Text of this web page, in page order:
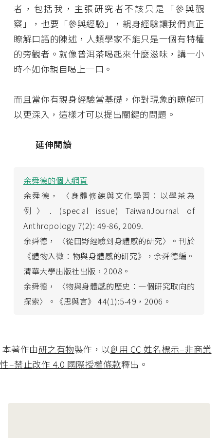
者，包括我，主張研究者不該只是「參與觀
察」，也要「參與經驗」，親身經驗讓我們真正
瞭解口語的陳述，人類學家不能只是一個有特權
的旁觀者。就像普洱茶喝起來什麼滋味，講一小
時不如你親自喝上一口。
而且當你有親身經驗當基礎，你對現象的瞭解可
以更深入，這樣才可以提出關鍵的問題。
延伸閱讀
余舜德的個人網頁
余舜德， 〈身體修練與文化學習：以學茶為
例〉. (special issue) TaiwanJournal of
Anthropology 7(2): 49-86, 2009.
余舜德， 〈從田野經驗到身體感的研究〉。刊於
《體物入微：物與身體感的研究》，余舜德編。
清華大學出版社出版，2008。
余舜德， 〈物與身體感的歷史：一個研究取向的
探索〉。《思與言》 44(1):5-49，2006。
本著作由研之有物製作，以創用 CC 姓名標示–非商業
性–禁止改作 4.0 國際授權條款釋出。